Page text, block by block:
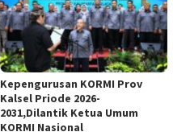
Kepengurusan KORMI Prov
Kalsel Priode 2026-
2031,Dilantik Ketua Umum
KORMI Nasional